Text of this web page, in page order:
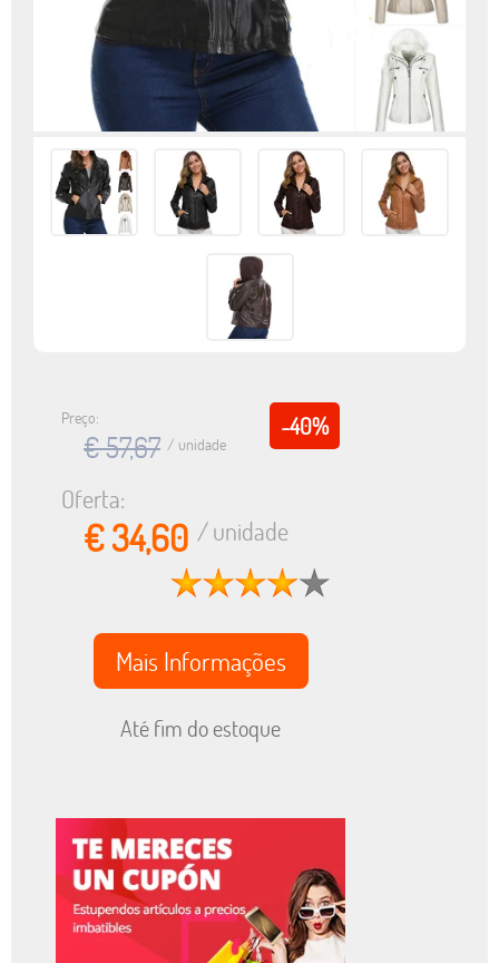
-40%
Preço:
€ 57,67 / unidade
Oferta:
€ 34,60 / unidade
Mais Informações
Até fim do estoque